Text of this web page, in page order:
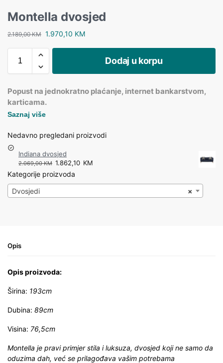
Montella dvosjed
2.189,00KM 1.970,10 KM
Dodaj u korpu
Popust na jednokratno plaćanje, internet bankarstvom,
karticama.
Saznaj više
Nedavno pregledani proizvodi
Indiana dvosjed
2.069,00KM 1.862,10 KM
Kategorije proizvoda
×
Dvosjedi
Opis
Opis proizvoda:
Širina: 193cm
Dubina: 89cm
Visina: 76,5cm
Montella je pravi primjer stila i luksuza, dvosjed koji ne samo da
oduzima dah, već se prilagođava vašim potrebama